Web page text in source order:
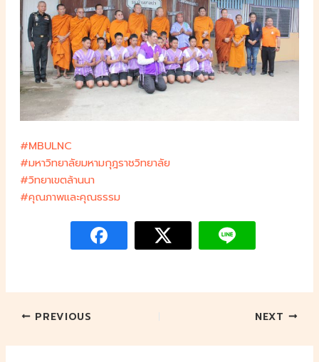
#MBULNC
#มหาวิทยาลัยมหามกุฎราชวิทยาลัย
#วิทยาเขตล้านนา
#คุณภาพและคุณธรรม
PREVIOUS NEXT